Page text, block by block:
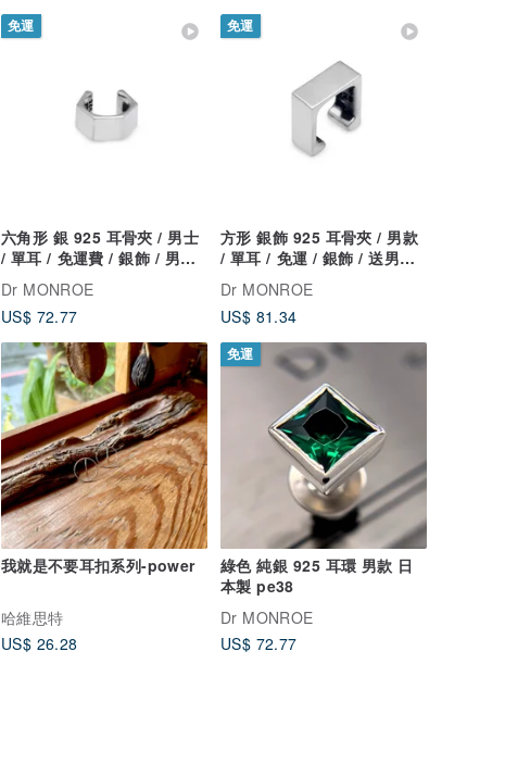
免運
六角形 銀 925 耳骨夾 / 男士
/ 單耳 / 免運費 / 銀飾 / 男友
Dr MONROE
US$ 72.77
免運
方形 銀飾 925 耳骨夾 / 男款
/ 單耳 / 免運 / 銀飾 / 送男友 /
Dr MONROE
US$ 81.34
我就是不要耳扣系列-power
哈維思特
US$ 26.28
免運
綠色 純銀 925 耳環 男款 日
本製 pe38
Dr MONROE
US$ 72.77